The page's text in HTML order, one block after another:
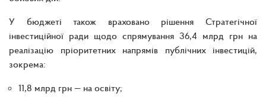
У бюджеті також враховано рішення Стратегічної
інвестиційної ради щодо спрямування 36,4 млрд грн на
реалізацію пріоритетних напрямів публічних інвестицій,
зокрема:
11,8 млрд грн — на освіту;